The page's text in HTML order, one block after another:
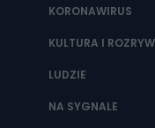
KORONAWIRUS
KULTURA I
LUDZIE
NA SYGNALE